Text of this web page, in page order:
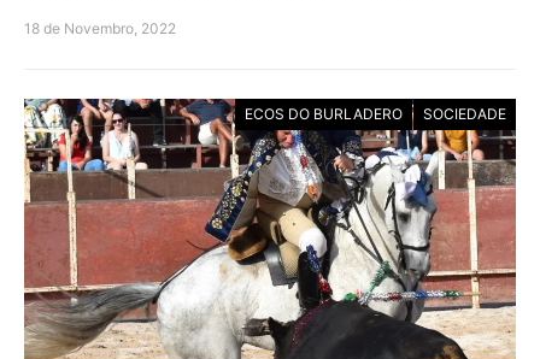
18 de Novembro, 2022
ECOS DO BURLADERO SOCIEDADE